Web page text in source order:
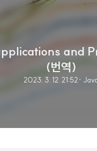
and
(번역)
2023. 3. 12. 21:52 ·